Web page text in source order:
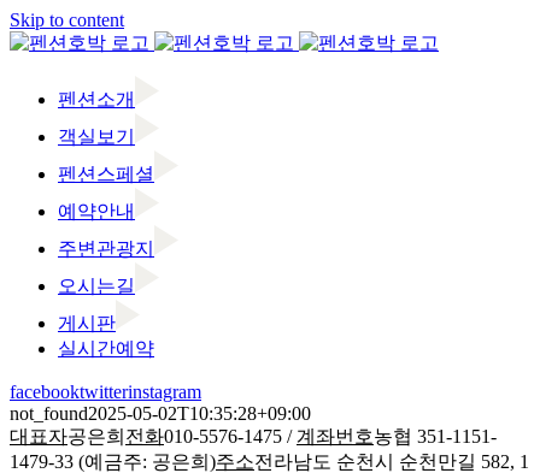
Skip to content
펜션소개
객실보기
펜션스페셜
예약안내
주변관광지
오시는길
게시판
실시간예약
facebooktwitterinstagram
not_found2025-05-02T10:35:28+09:00
대표자공은희 전화010-5576-1475 /계좌번호농협 351-1151-
1479-33 (예금주: 공은희)주소전라남도 순천시 순천만길 582, 1